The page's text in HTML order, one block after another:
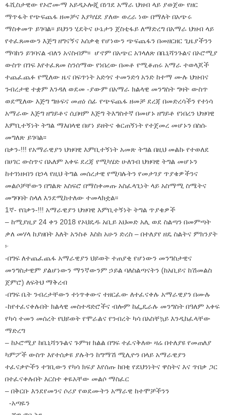
ፋሺስታዊው የኦሮሙማ አይዲኦሎጂ በነገደ አማራ ህዝብ ላይ ያወጀው የዘር
ማጥፋት የጭፍጨፋ ዘመቻና እያካሄደ ያለው ወረራ ነው በማለት በአጭሩ
ማስቀመጥ ይገባል፡፡ ይህንን ሂደትና ሁኔታን ጀስቲፋይ ለማድረግ በአማራ ህዝብ ላይ
የተፈጸመውን እጅግ ዘግናኝና አሰቃቂ የሆነውን ጭፍጨፋን በመዘርዘር ጊዜያችንን
ማባከን ይገባናል ብለን አናስብም፡፡ ሆኖም በአጭር አገላለጽ በቤኒሻንጉልና በኦሮሚያ
ውስጥ በገፍ እየተፈጸመ ስንሰማው የነበረው በመቶ የሚቆጠሩ አማራ ተወላጆች
ተጨፈጨፉ የሚለው ዜና በፍጥነት አድጎና ተመንድጎ አንድ ከተማ ሙሉ ህዝብና
ንብረታዊ ተቋም እንዳለ ወደመ -ያውም በአማራ ክልላዊ መንግስት ግዛት ውስጥ
ወደሚለው እጅግ ግዙፍና መጠነ ሰፊ የጭፍጨፋ ዘመቻ ደረጃ በመድረሳችን የተነሳ
አማራው እጅግ ዘግይቶና ሲበዛም እጅግ ትእግስተኛ በመሆኑ ዘግይቶ የነበረን ህዝባዊ
እምቢተኝነት ትግል ማእበላዊ በሆነ ይዘትና ቁርጠኝነት የተጀመረ መሆኑን በስሱ
መግለጽ ይገባል፡፡
በቃን-!!! የአማራዊያን ህዝባዊ እምቢተኝነት አመጽ ትግል በዚህ መልኩ የተወለደ
በሀገር ውስጥና በአለም አቀፍ ደረጃ የሚካሄድ ሁለገብ ህዝባዊ ትግል መሆኑን
ከተገነዘብን በኃላ የዚህ ትግል መሰረታዊ የሚባሉትን የመታገያ ጥያቄዎችንና
መልሶቻቸውን በግልጽ አስፍሮ በማስቀመጡ አስፈላጊነት ላይ አስማሚ ስሜትና
መግባባት ስላለ እንደሚከተለው ተመላክቷል፡፡
1ኛ- የበቃን-!!! አማራዊያን ህዝባዊ እምቢተኝነት ትግል ጥያቄዎች
– ከሚያዚያ 24 ቀን 2018 የኦህዴዱ አቢይ አህመድ አሊ ወደ ስልጣን በመምጣት
ቃለ መሃላ ከያዘበት እለት አንስቶ እስከ አሁን ድረስ – በተለያየ ዘዴ ስልትና ምክንያት
፦
-በግፍ ለተጨፈጨፋ አማራዊያን ህይወት ተጠያቂ የሆነውን መንግስታዊና
መንግስታዊም ያልሆነውን ማንኛውንም ኃይል ባለስልጣናትን (ከአቢይና ከሽመልስ
ጀምሮ) ለፍትህ ማቅረብ
-በግፍ ቤት ንብረታቸውን ተነጥቀውና ተዘርፈው ለተፈናቀሉ አማራዊያን በሙሉ
-ከየተፈናቀሉበት ክልላዊ መስተዳድሮችና ብሎም ከፌዴራሉ መንግስት በዓለም አቀፍ
የካሳ ተመን መሰረት የህይወት የሞራልና የንብረት ካሳ በአስቸኳይ እንዲከፈላቸው
ማድረግ
– ከኦሮሚያ ከቤኒሻንጉልና ጉምዝ ክልል በግፍ ተፈናቅለው ዛሬ በተለያዩ የመጠለያ
ካምፖች ውስጥ እየተሰቃዩ ያሉትን ከግማሽ ሚሊዮን በላይ አማራዊያን
ተፈናቃዮችን ተገቢውን የካሳ ክፍያ እየሰጡ ከበቂ የደህንነትና ዋስትና እና ጥበቃ ጋር
በተፈናቀሉበት እርስተ ቀዬአቸው መልሶ ማስፈር
– በቅርቡ እንደየመንና ሶሪያ የወደሙትን አማራዊ ከተሞቻችንን
-አጣዬን